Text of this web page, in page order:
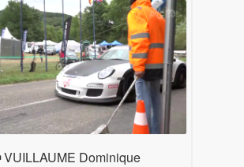
VUILLAUME Dominique